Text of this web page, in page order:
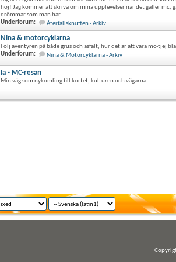
hoj! Jag kommer att skriva om mina upplevelser när det gäller mc,
drömmar som man har.
Underforum:
Återfallsknutten - Arkiv
Nina & motorcyklarna
Följ äventyren på både grus och asfalt, hur det är att vara mc-tjej
Underforum:
Nina & Motorcyklarna - Arkiv
Ia - MC-resan
Min väg som nykomling till kortet, kulturen och vägarna.